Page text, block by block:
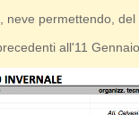
permettendo,
all'11